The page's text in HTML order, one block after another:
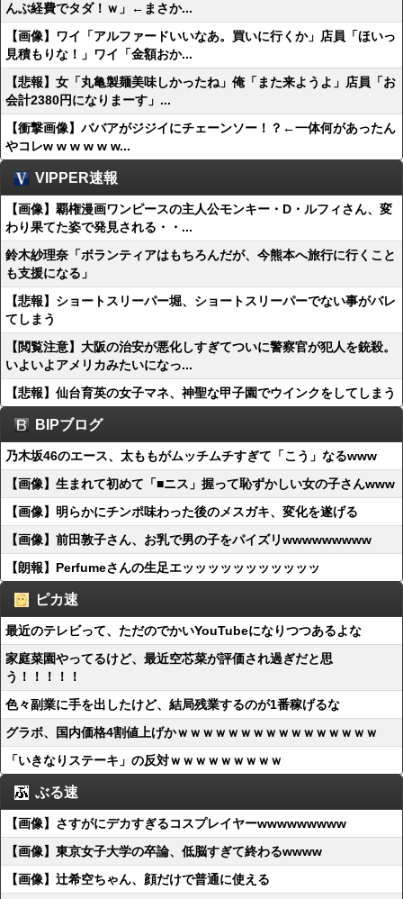
んぶ経費でタダ！ｗ」←まさか...
【画像】ワイ「アルファードいいなあ。買いに行くか」店員「ほいっ
見積もりな！」ワイ「金額おか...
【悲報】女「丸亀製麺美味しかったね」俺「また来ようよ」店員「お
会計2380円になりまーす」...
【衝撃画像】ババアがジジイにチェーンソー！？←一体何があったん
やコレw w w w w w...
VIPPER速報
【画像】覇権漫画ワンピースの主人公モンキー・D・ルフィさん、変
わり果てた姿で発見される・・...
鈴木紗理奈「ボランティアはもちろんだが、今熊本へ旅行に行くこと
も支援になる」
【悲報】ショートスリーパー堀、ショートスリーパーでない事がバレ
てしまう
【閲覧注意】大阪の治安が悪化しすぎてついに警察官が犯人を銃殺。
いよいよアメリカみたいになっ...
【悲報】仙台育英の女子マネ、神聖な甲子園でウインクをしてしまう
BIPブログ
乃木坂46のエース、太ももがムッチムチすぎて「こう」なるwww
【画像】生まれて初めて「■ニス」握って恥ずかしい女の子さんwww
【画像】明らかにチンポ味わった後のメスガキ、変化を遂げる
【画像】前田敦子さん、お乳で男の子をパイズリwwwwwwwww
【朗報】Perfumeさんの生足エッッッッッッッッッッッ
ピカ速
最近のテレビって、ただのでかいYouTubeになりつつあるよな
家庭菜園やってるけど、最近空芯菜が評価され過ぎだと思
う！！！！！
色々副業に手を出したけど、結局残業するのが1番稼げるな
グラボ、国内価格4割値上げかｗｗｗｗｗｗｗｗｗｗｗｗｗｗｗｗ
「いきなりステーキ」の反対ｗｗｗｗｗｗｗｗｗ
ぶる速
【画像】さすがにデカすぎるコスプレイヤーwwwwwwwww
【画像】東京女子大学の卒論、低脳すぎて終わるwwww
【画像】辻希空ちゃん、顔だけで普通に使える